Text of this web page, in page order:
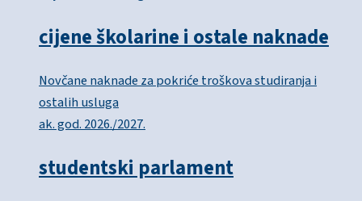
cijene školarine i ostale naknade
Novčane naknade za pokriće troškova studiranja i
ostalih usluga
ak. god. 2026./2027.
studentski parlament